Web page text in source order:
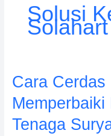
Solusi
Solahart
Cara Cerdas
Memperbaiki
Tenaga
Cara
Cerdas
Merawat
&
Memperbaiki